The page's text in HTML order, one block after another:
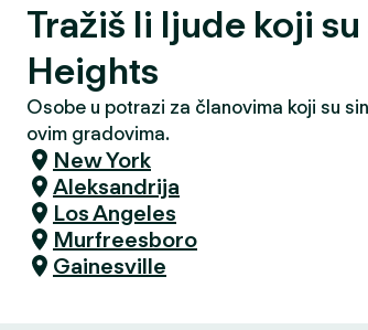
Tražiš li ljude koji
Heights
Osobe u potrazi za članovima koji su
ovim gradovima.
New York
Aleksandrija
Los Angeles
Murfreesboro
Gainesville